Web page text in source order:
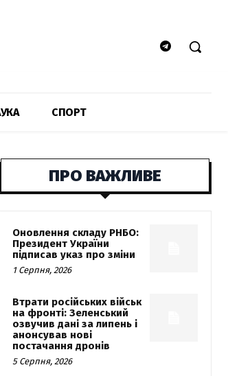
СПОРТ
ПРО ВАЖЛИВЕ
Оновлення складу РНБО:
Президент України
підписав указ про зміни
1 Серпня, 2026
Втрати російських військ
на фронті: Зеленський
озвучив дані за липень і
анонсував нові
постачання дронів
5 Серпня, 2026